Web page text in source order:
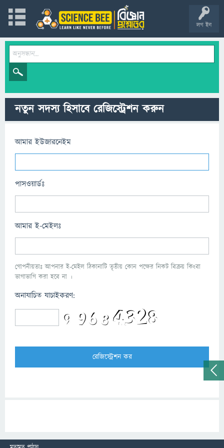
লগ ইন
নতুন সদস্য হিসাবে রেজিস্ট্রেশন করুন
আমার ইউজারনেইম
পাসওয়ার্ডঃ
আমার ই-মেইলঃ
গোপনীয়তাঃ আপনার ই-মেইল ঠিকানাটি তৃতীয় কোন পক্ষের নিকট বিক্রয় কিংবা
ভাগাভাগি করা হবে না ।
অনাযাচিত যাচাইকরণ: